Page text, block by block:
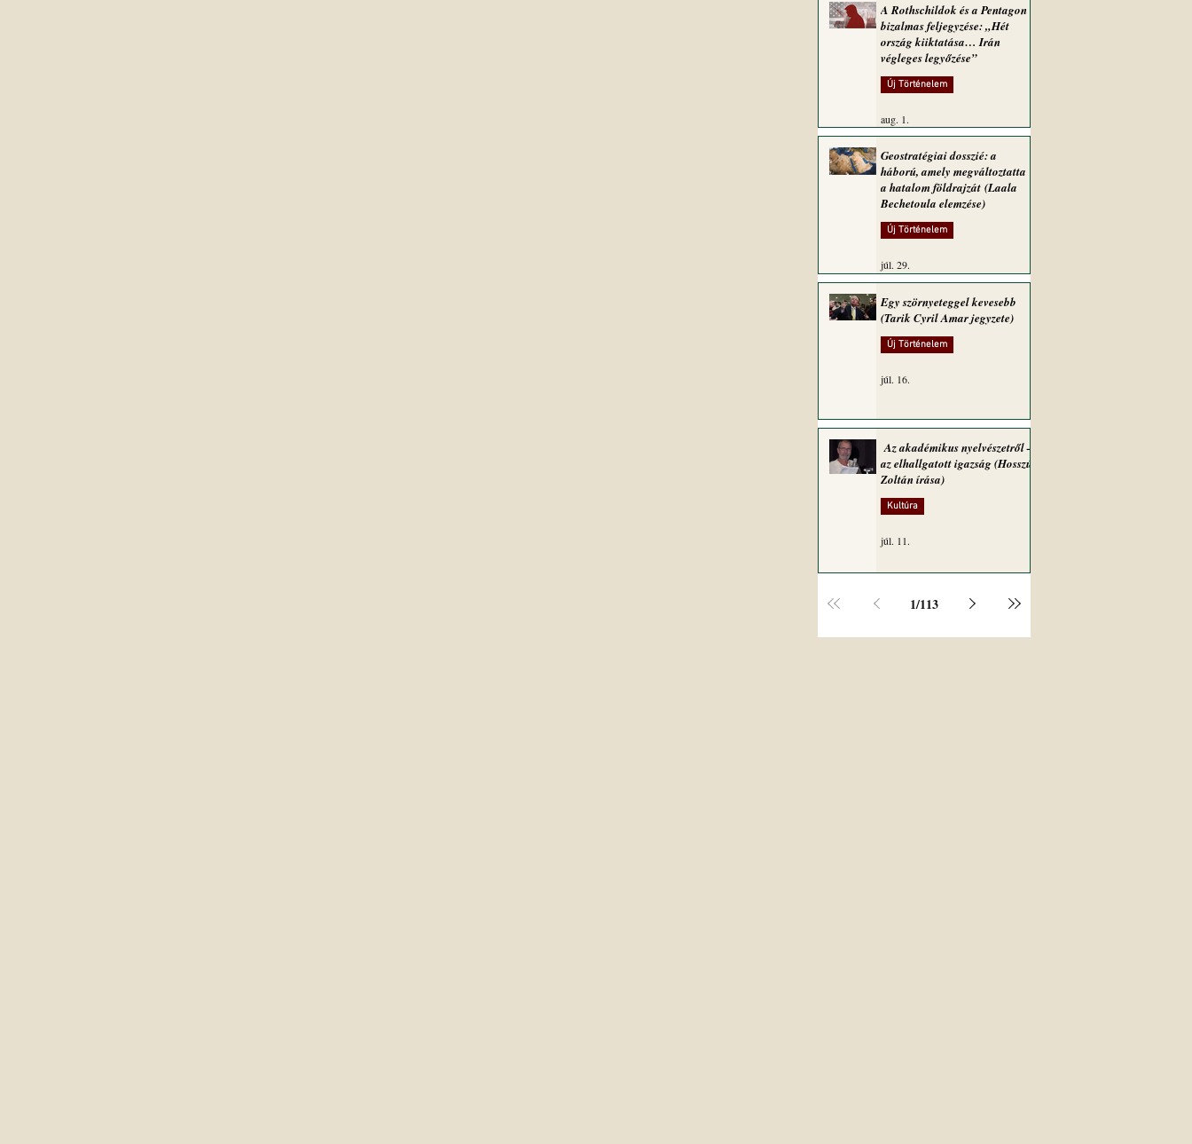
A Rothschildok és a Pentagon
bizalmas feljegyzése: „Hét
ország kiiktatása… Irán
végleges legyőzése”
Új Történelem
aug. 1.
Geostratégiai dosszié: a
háború, amely megváltoztatta
a hatalom földrajzát (Laala
Bechetoula elemzése)
Új Történelem
júl. 29.
Egy szörnyeteggel kevesebb
(Tarik Cyril Amar jegyzete)
Új Történelem
júl. 16.
Az akadémikus nyelvészetről –
az elhallgatott igazság (Hosszú
Zoltán írása)
Kultúra
júl. 11.
1/113